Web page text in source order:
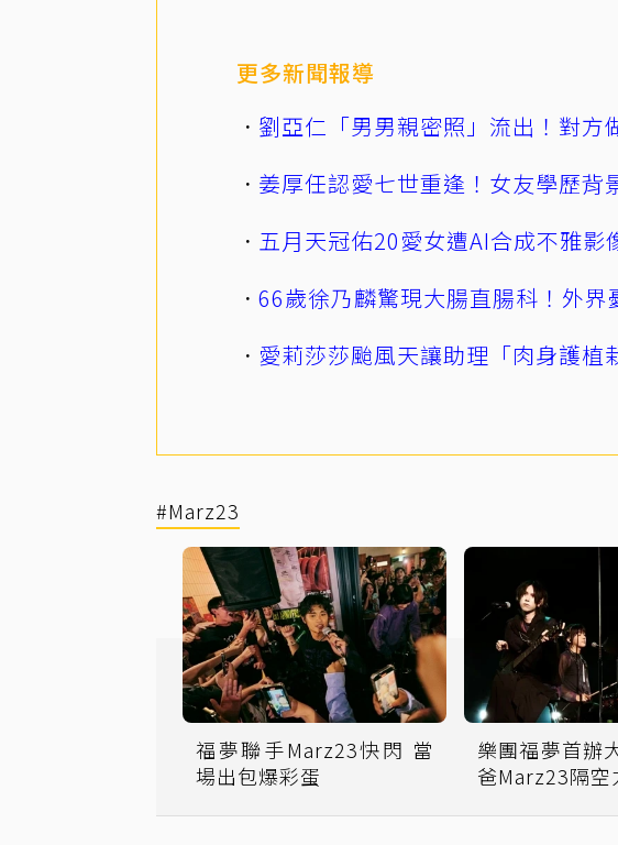
更多新聞報導
劉亞仁「男男親密照」流出！對
姜厚任認愛七世重逢！女友學歷
五月天冠佑20愛女遭AI合成不雅
66歲徐乃麟驚現大腸直腸科！外
愛莉莎莎颱風天讓助理「肉身護
#Marz23
福夢聯手Marz23快閃 當
場出包爆彩蛋
樂團福夢首辦
爸Marz23隔空